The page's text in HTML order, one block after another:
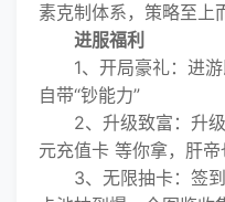
素克制体系，策略至上
进服福利
1、开局豪礼：进游
自带“钞能力”
2、升级致富：升级
元充值卡 等你拿，肝
3、无限抽卡：签到